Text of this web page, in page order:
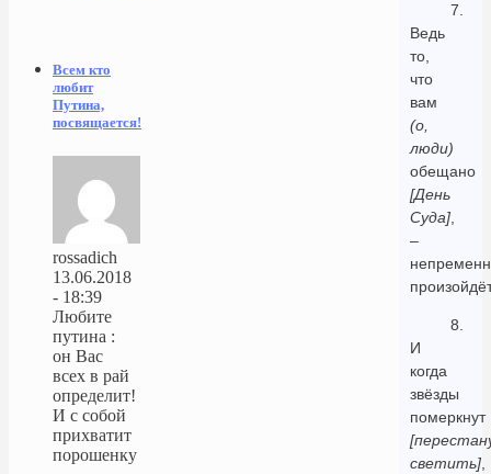
7.
Ведь
то,
что
вам
(о,
люди)
обещано
[День
Суда],
–
8.
И
когда
звёзды
померкнут
светить],
Всем кто
любит
Путина,
посвящается!
rossadich
13.06.2018
- 18:39
Любите
путина :
он Вас
всех в рай
определит!
И с собой
прихватит
порошенку